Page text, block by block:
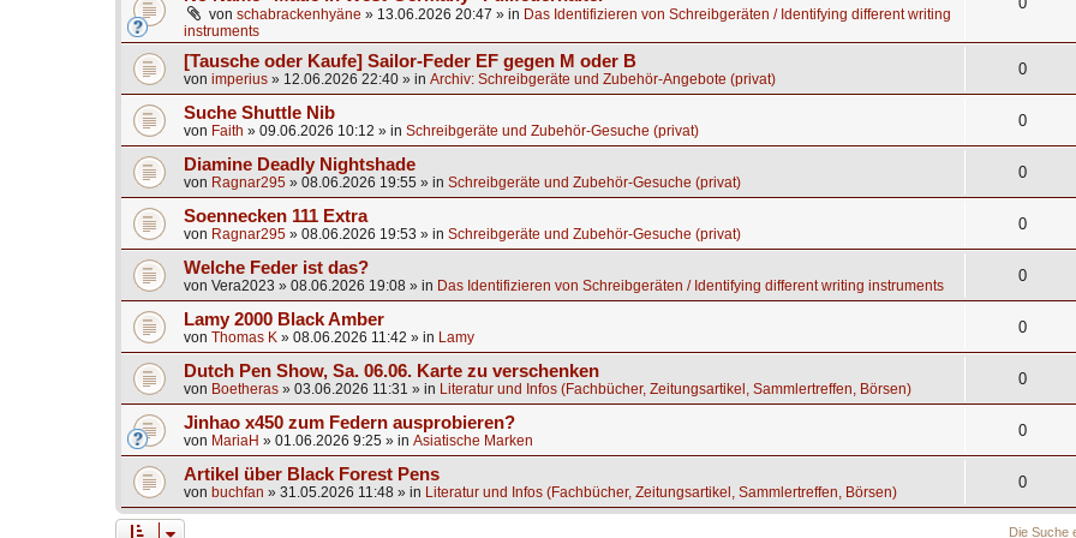
von schabrackenhyäne » 13.06.2026 20:47 » in Das Identifizieren von Schreibgeräten / Identifying different writing
instruments
[Tausche oder Kaufe] Sailor-Feder EF gegen M oder B
von imperius » 12.06.2026 22:40 » in Archiv: Schreibgeräte und Zubehör-Angebote (privat)
0
Suche Shuttle Nib
von Faith » 09.06.2026 10:12 » in Schreibgeräte und Zubehör-Gesuche (privat)
0
Diamine Deadly Nightshade
von Ragnar295 » 08.06.2026 19:55 » in Schreibgeräte und Zubehör-Gesuche (privat)
0
Soennecken 111 Extra
von Ragnar295 » 08.06.2026 19:53 » in Schreibgeräte und Zubehör-Gesuche (privat)
0
Welche Feder ist das?
von Vera2023 » 08.06.2026 19:08 » in Das Identifizieren von Schreibgeräten / Identifying different writing instruments
0
Lamy 2000 Black Amber
von Thomas K » 08.06.2026 11:42 » in Lamy
0
Dutch Pen Show, Sa. 06.06. Karte zu verschenken
von Boetheras » 03.06.2026 11:31 » in Literatur und Infos (Fachbücher, Zeitungsartikel, Sammlertreffen, Börsen)
0
Jinhao x450 zum Federn ausprobieren?
von MariaH » 01.06.2026 9:25 » in Asiatische Marken
0
Artikel über Black Forest Pens
von buchfan » 31.05.2026 11:48 » in Literatur und Infos (Fachbücher, Zeitungsartikel, Sammlertreffen, Börsen)
0
Die Suche